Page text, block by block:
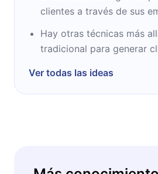
clientes a través de sus
Hay otras técnicas más
tradicional para generar
Ver todas las ideas